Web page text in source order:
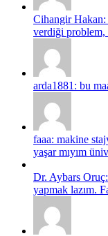
Cihangir Hakan:
verdiği problem,
arda1881: bu
faaa: makine
yaşar mıyım
Dr. Aybars
yapmak lazım.